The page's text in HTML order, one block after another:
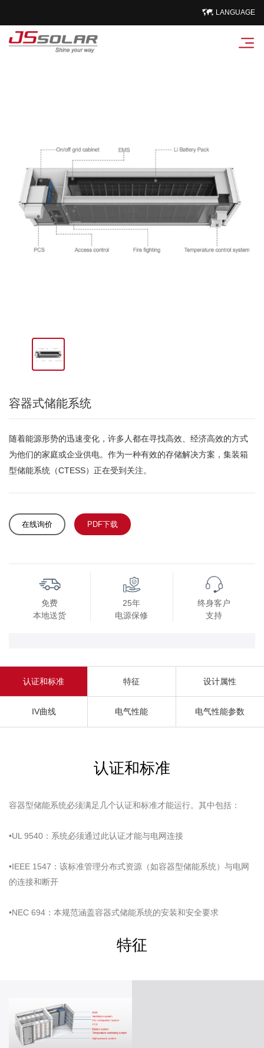
LANGUAGE
容器式储能系统
随着能源形势的迅速变化，许多人都在寻找高效、经济高效的方式
为他们的家庭或企业供电。作为一种有效的存储解决方案，集装箱
型储能系统（CTESS）正在受到关注。
在线询价 PDF下载
免费
本地送货
25年
电源保修
终身客户
支持
认证和标准 特征 设计属性
IV曲线 电气性能 电气性能参数
认证和标准
容器型储能系统必须满足几个认证和标准才能运行。其中包括：
•UL 9540：系统必须通过此认证才能与电网连接
•IEEE 1547：该标准管理分布式资源（如容器型储能系统）与电网
的连接和断开
•NEC 694：本规范涵盖容器式储能系统的安装和安全要求
特征